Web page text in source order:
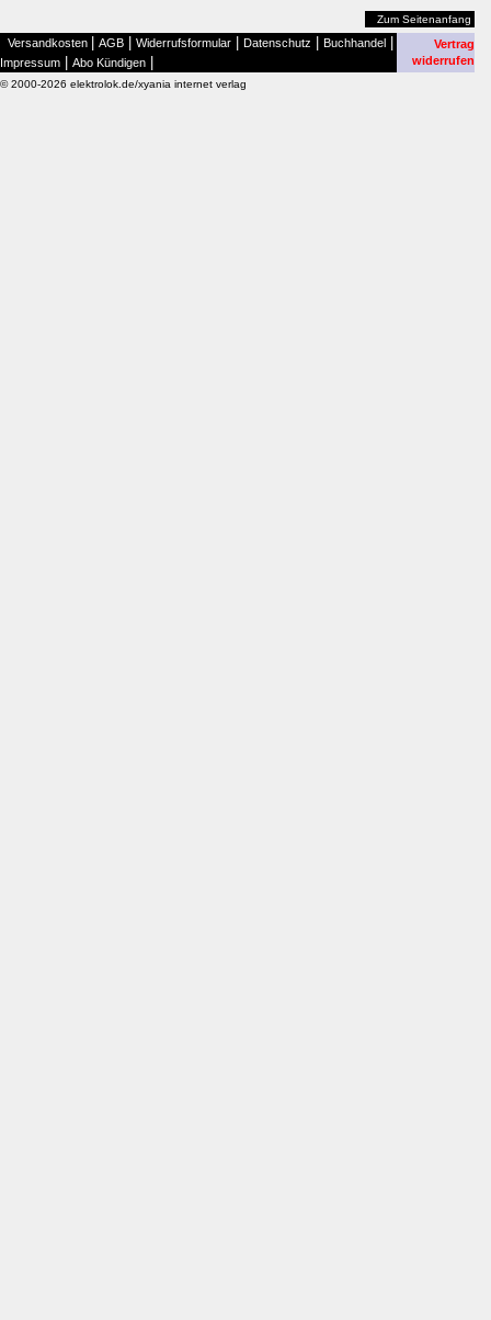
Zum Seitenanfang
Versandkosten AGB Widerrufsformular Datenschutz Buchhandel
Impressum Abo Kündigen
Vertrag
widerrufen
© 2000-2026 elektrolok.de/xyania internet verlag